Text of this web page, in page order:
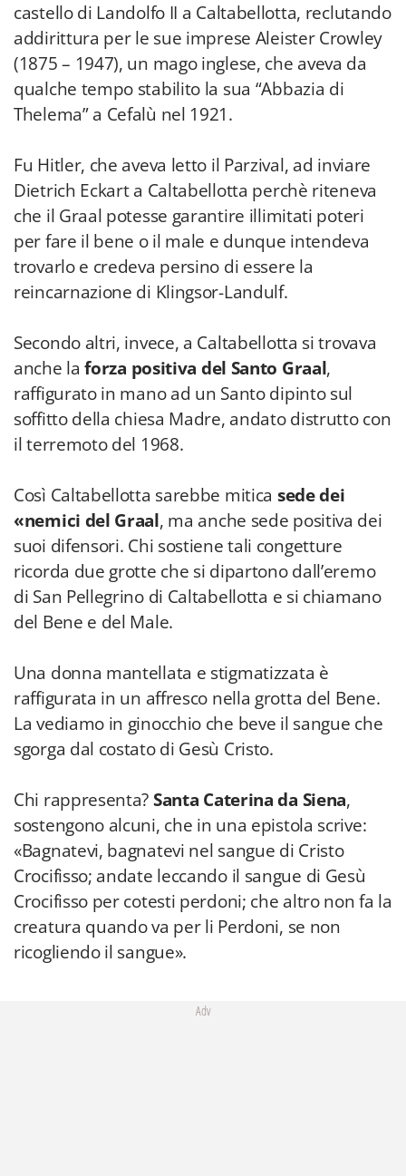
castello di Landolfo II a Caltabellotta, reclutando
addirittura per le sue imprese Aleister Crowley
(1875 – 1947), un mago inglese, che aveva da
qualche tempo stabilito la sua “Abbazia di
Thelema” a Cefalù nel 1921.
Fu Hitler, che aveva letto il Parzival, ad inviare
Dietrich Eckart a Caltabellotta perchè riteneva
che il Graal potesse garantire illimitati poteri
per fare il bene o il male e dunque intendeva
trovarlo e credeva persino di essere la
reincarnazione di Klingsor-Landulf.
Secondo altri, invece, a Caltabellotta si trovava
anche laforza positiva del Santo Graal,
raffigurato in mano ad un Santo dipinto sul
soffitto della chiesa Madre, andato distrutto con
il terremoto del 1968.
Così Caltabellotta sarebbe mitica sede dei
«nemici del Graal, ma anche sede positiva dei
suoi difensori. Chi sostiene tali congetture
ricorda due grotte che si dipartono dall’eremo
di San Pellegrino di Caltabellotta e si chiamano
del Bene e del Male.
Una donna mantellata e stigmatizzata è
raffigurata in un affresco nella grotta del Bene.
La vediamo in ginocchio che beve il sangue che
sgorga dal costato di Gesù Cristo.
Chi rappresenta?Santa Caterina da Siena,
sostengono alcuni, che in una epistola scrive:
«Bagnatevi, bagnatevi nel sangue di Cristo
Crocifisso; andate leccando il sangue di Gesù
Crocifisso per cotesti perdoni; che altro non fa la
creatura quando va per li Perdoni, se non
ricogliendo il sangue».
Adv